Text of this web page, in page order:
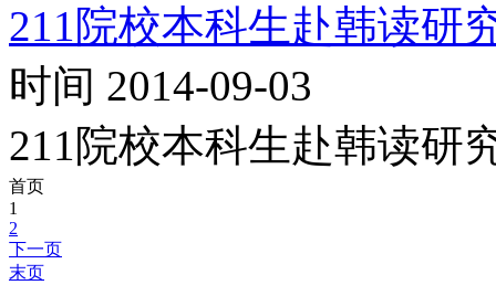
211院校本科生赴韩读研
时间 2014-09-03
211院校本科生赴韩读研
首页
1
2
下一页
末页